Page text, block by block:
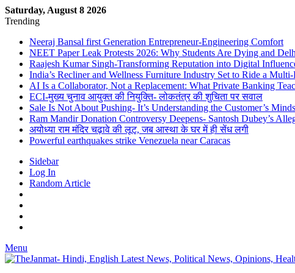
Saturday, August 8 2026
Trending
Neeraj Bansal first Generation Entrepreneur-Engineering Comfort
NEET Paper Leak Protests 2026: Why Students Are Dying and
Raajesh Kumar Singh-Transforming Reputation into Digital
India’s Recliner and Wellness Furniture Industry Set to Ride a
AI Is a Collaborator, Not a Replacement: What Private Banking
ECI-मुख्य चुनाव आयुक्त की नियुक्ति- लोकतंत्र की शुचिता पर सवाल
Sale Is Not About Pushing- It’s Understanding the Customer’s
Ram Mandir Donation Controversy Deepens- Santosh Dubey’s
अयोध्या राम मंदिर चढ़ावे की लूट, जब आस्था के घर में ही सेंध लगी
Powerful earthquakes strike Venezuela near Caracas
Sidebar
Log In
Random Article
Menu